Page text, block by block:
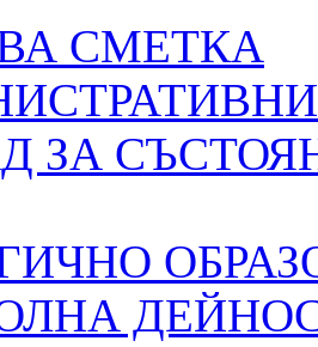
СМЕТКА
ЗА